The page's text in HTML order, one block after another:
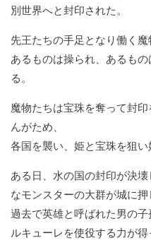
別世界へと封印された。
先王たちの手足となり働く魔
あるものは操られ、あるも
る。
魔物たちは宝珠を奪って封
んがため、
各国を襲い、姫と宝珠を狙い
ある日、水の国の封印が決
なモンスターの大群が城に押
過去で英雄と呼ばれた男の
ルキューレを使役する力が得